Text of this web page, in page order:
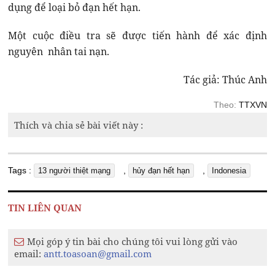
dụng để loại bỏ đạn hết hạn.
Một cuộc điều tra sẽ được tiến hành để xác định
nguyên nhân tai nạn.
Tác giả: Thúc Anh
Theo: TTXVN
Thích và chia sẻ bài viết này :
Tags : 13 người thiệt mạng hủy đạn hết hạn Indonesia
TIN LIÊN QUAN
Mọi góp ý tin bài cho chúng tôi vui lòng gửi vào
email:antt.toasoan@gmail.com